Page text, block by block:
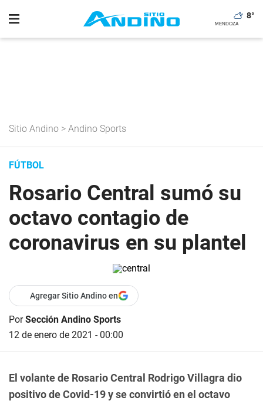
8°
Sitio Andino > Andino Sports
FÚTBOL
Rosario Central sumó su
octavo contagio de
coronavirus en su plantel
Agregar Sitio Andino en
PorSección Andino Sports
12 de enero de 2021 - 00:00
El volante de Rosario Central Rodrigo Villagra dio
positivo de Covid-19 y se convirtió en el octavo